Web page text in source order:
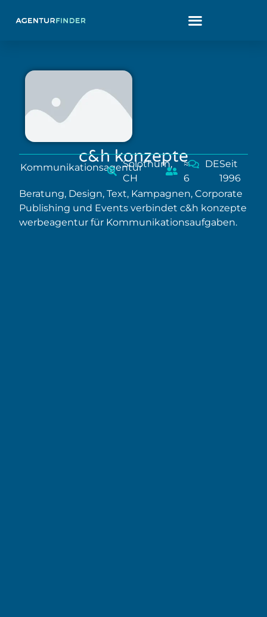
c&h konzepte
KommunikationsagenturSolothurn,
CH
≈
6
DESeit
1996
Beratung, Design, Text, Kampagnen, Corporate
Publishing und Events verbindet c&h konzepte
werbeagentur für Kommunikationsaufgaben.